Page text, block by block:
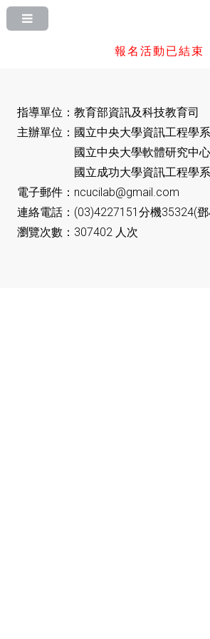
報名活動已結束
指導單位：教育部資訊及科技教育司
主辦單位：國立中央大學資訊工程學系
國立中央大學軟體研究中心
國立成功大學資訊工程學系
電子郵件：ncucilab@gmail.com
連絡電話：(03)4227151分機35324(
瀏覽次數：307402 人次